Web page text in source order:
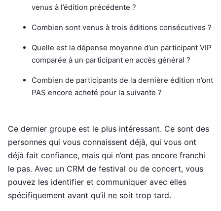
venus à l’édition précédente ?
Combien sont venus à trois éditions consécutives ?
Quelle est la dépense moyenne d’un participant VIP
comparée à un participant en accès général ?
Combien de participants de la dernière édition n’ont
PAS encore acheté pour la suivante ?
Ce dernier groupe est le plus intéressant. Ce sont des
personnes qui vous connaissent déjà, qui vous ont
déjà fait confiance, mais qui n’ont pas encore franchi
le pas. Avec un CRM de festival ou de concert, vous
pouvez les identifier et communiquer avec elles
spécifiquement avant qu’il ne soit trop tard.